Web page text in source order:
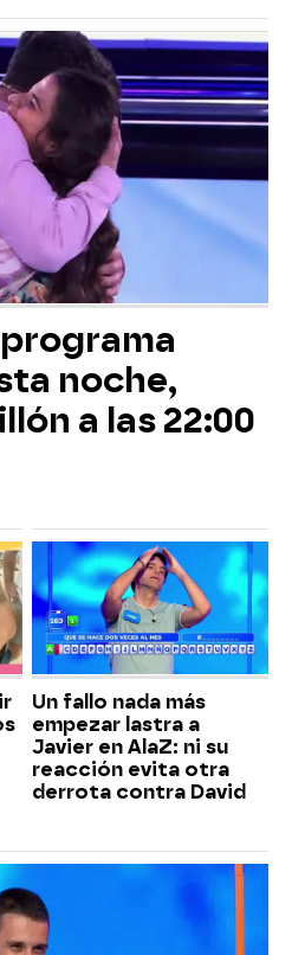
noche,
a las 22:00
Un fallo nada más
empezar lastra a
Javier en AlaZ: ni su
reacción evita otra
derrota contra David